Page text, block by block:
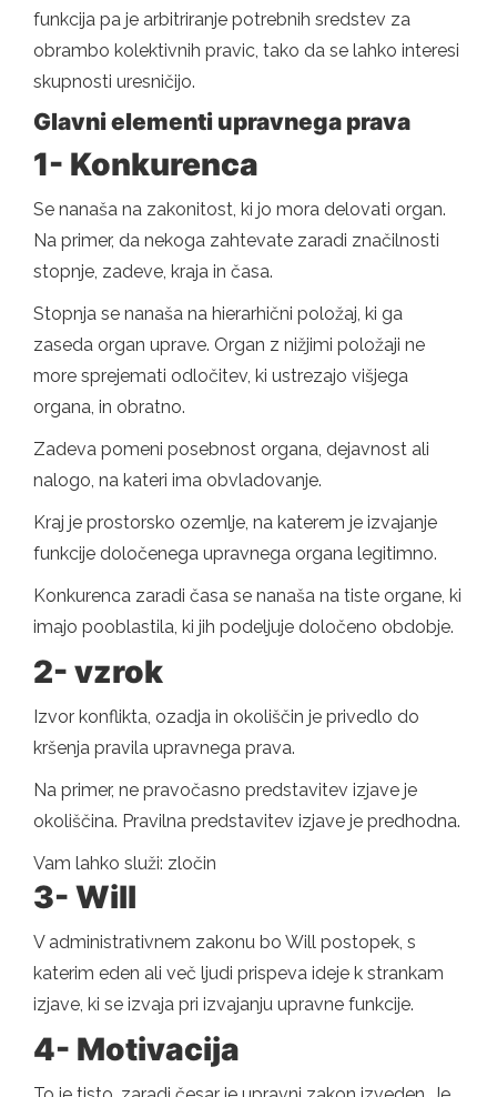
funkcija pa je arbitriranje potrebnih sredstev za
obrambo kolektivnih pravic, tako da se lahko interesi
skupnosti uresničijo.
Glavni elementi upravnega prava
1- Konkurenca
Se nanaša na zakonitost, ki jo mora delovati organ.
Na primer, da nekoga zahtevate zaradi značilnosti
stopnje, zadeve, kraja in časa.
Stopnja se nanaša na hierarhični položaj, ki ga
zaseda organ uprave. Organ z nižjimi položaji ne
more sprejemati odločitev, ki ustrezajo višjega
organa, in obratno.
Zadeva pomeni posebnost organa, dejavnost ali
nalogo, na kateri ima obvladovanje.
Kraj je prostorsko ozemlje, na katerem je izvajanje
funkcije določenega upravnega organa legitimno.
Konkurenca zaradi časa se nanaša na tiste organe, ki
imajo pooblastila, ki jih podeljuje določeno obdobje.
2- vzrok
Izvor konflikta, ozadja in okoliščin je privedlo do
kršenja pravila upravnega prava.
Na primer, ne pravočasno predstavitev izjave je
okoliščina. Pravilna predstavitev izjave je predhodna.
Vam lahko služi: zločin
3- Will
V administrativnem zakonu bo Will postopek, s
katerim eden ali več ljudi prispeva ideje k strankam
izjave, ki se izvaja pri izvajanju upravne funkcije.
4- Motivacija